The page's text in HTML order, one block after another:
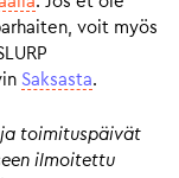
voit myös
Saksasta.
toimituspäivät
ilmoitettu